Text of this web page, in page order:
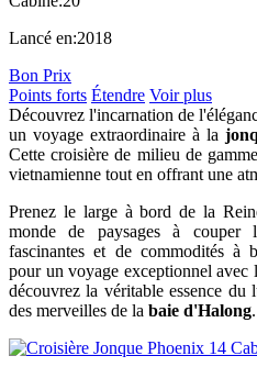
Lancé en:2018
Bon Prix
Points forts Étendre Voir plus
Découvrez l'incarnation de
un voyage extraordinaire à la
Cette croisière de milieu de
vietnamienne tout en offrant une
Prenez le large à bord de la
monde de paysages à couper
fascinantes et de commodités à
pour un voyage exceptionnel avec
découvrez la véritable essence
des merveilles de la baie d'Halong.